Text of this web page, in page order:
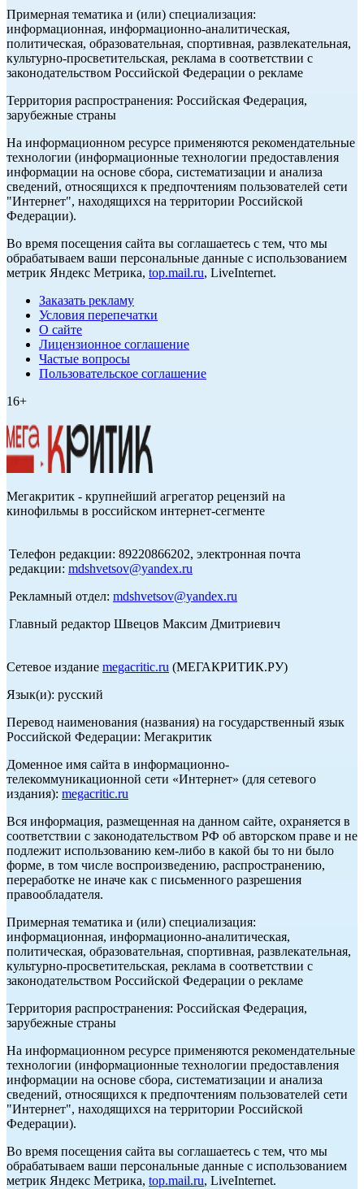
Примерная тематика и (или) специализация:
информационная, информационно-аналитическая,
политическая, образовательная, спортивная, развлекательная,
культурно-просветительская, реклама в соответствии с
законодательством Российской Федерации о рекламе
Территория распространения: Российская Федерация,
зарубежные страны
На информационном ресурсе применяются рекомендательные
технологии (информационные технологии предоставления
информации на основе сбора, систематизации и анализа
сведений, относящихся к предпочтениям пользователей сети
"Интернет", находящихся на территории Российской
Федерации).
Во время посещения сайта вы соглашаетесь с тем, что мы
обрабатываем ваши персональные данные с использованием
метрик Яндекс Метрика, top.mail.ru, LiveInternet.
Заказать рекламу
Условия перепечатки
О сайте
Лицензионное соглашение
Частые вопросы
Пользовательское соглашение
16+
Мегакритик - крупнейший агрегатор рецензий на
кинофильмы в российском интернет-сегменте
Телефон редакции: 89220866202, электронная почта
редакции: mdshvetsov@yandex.ru
Рекламный отдел: mdshvetsov@yandex.ru
Главный редактор Швецов Максим Дмитриевич
Сетевое издание megacritic.ru (МЕГАКРИТИК.РУ)
Язык(и): русский
Перевод наименования (названия) на государственный язык
Российской Федерации: Мегакритик
Доменное имя сайта в информационно-
телекоммуникационной сети «Интернет» (для сетевого
издания): megacritic.ru
Вся информация, размещенная на данном сайте, охраняется в
соответствии с законодательством РФ об авторском праве и не
подлежит использованию кем-либо в какой бы то ни было
форме, в том числе воспроизведению, распространению,
переработке не иначе как с письменного разрешения
правообладателя.
Примерная тематика и (или) специализация:
информационная, информационно-аналитическая,
политическая, образовательная, спортивная, развлекательная,
культурно-просветительская, реклама в соответствии с
законодательством Российской Федерации о рекламе
Территория распространения: Российская Федерация,
зарубежные страны
На информационном ресурсе применяются рекомендательные
технологии (информационные технологии предоставления
информации на основе сбора, систематизации и анализа
сведений, относящихся к предпочтениям пользователей сети
"Интернет", находящихся на территории Российской
Федерации).
Во время посещения сайта вы соглашаетесь с тем, что мы
обрабатываем ваши персональные данные с использованием
метрик Яндекс Метрика, top.mail.ru, LiveInternet.